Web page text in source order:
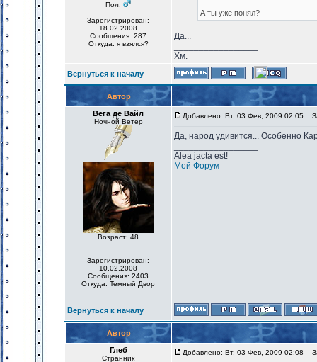
Пол:
Зарегистрирован:
18.02.2008
Сообщения: 287
Откуда: я взялся?
А ты уже понял?
Да...
Хм.
Вернуться к началу
Автор
Вега де Вайл
Ночной Ветер
Возраст: 48
Зарегистрирован:
10.02.2008
Сообщения: 2403
Откуда: Темный Двор
Добавлено: Вт, 03 Фев, 2009 02:05
Да, народ удивится... Особенно
Alea jacta est!
Мой Форум
Вернуться к началу
Автор
Глеб
Странник
Добавлено: Вт, 03 Фев, 2009 02:08